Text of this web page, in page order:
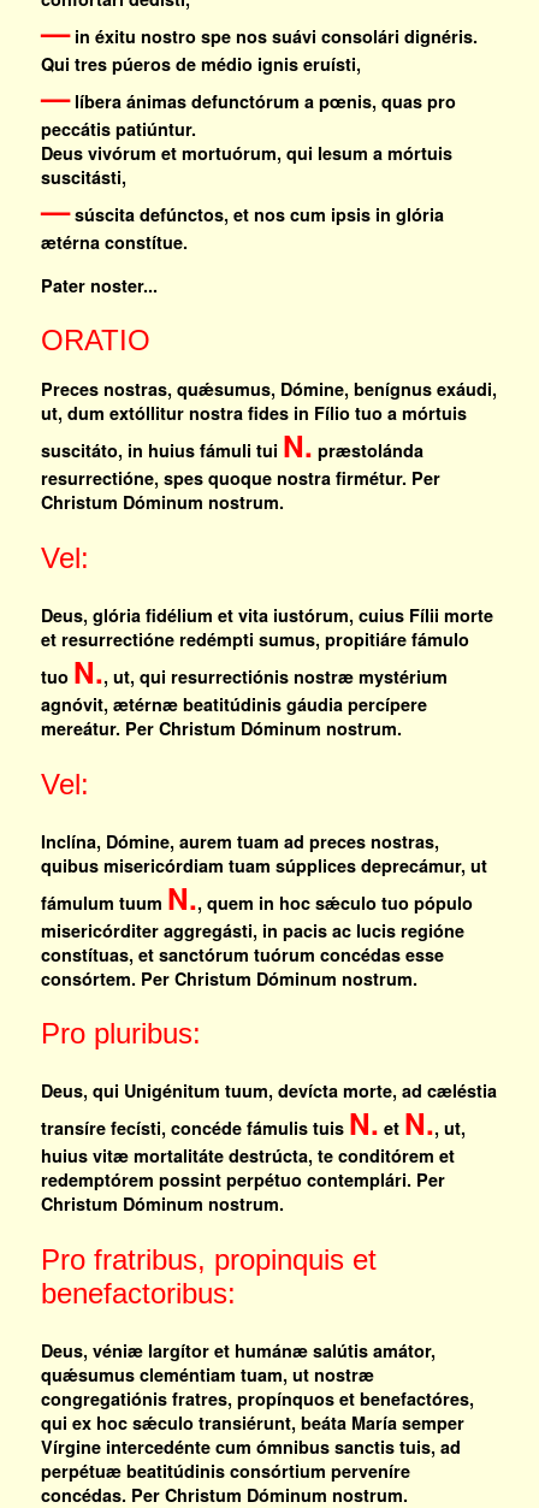
—in éxitu nostro spe nos suávi consolári dignéris.
Qui tres púeros de médio ignis eruísti,
—líbera ánimas defunctórum a pœnis, quas pro
peccátis patiúntur.
Deus vivórum et mortuórum, qui Iesum a mórtuis
suscitásti,
—súscita defúnctos, et nos cum ipsis in glória
ætérna constítue.
Pater noster...
ORATIO
Preces nostras, quǽsumus, Dómine, benígnus exáudi,
ut, dum extóllitur nostra fides in Fílio tuo a mórtuis
suscitáto, in huius fámuli tui N. præstolánda
resurrectióne, spes quoque nostra firmétur. Per
Christum Dóminum nostrum.
Vel:
Deus, glória fidélium et vita iustórum, cuius Fílii morte
et resurrectióne redémpti sumus, propitiáre fámulo
tuo N., ut, qui resurrectiónis nostræ mystérium
agnóvit, ætérnæ beatitúdinis gáudia percípere
mereátur. Per Christum Dóminum nostrum.
Vel:
Inclína, Dómine, aurem tuam ad preces nostras,
quibus misericórdiam tuam súpplices deprecámur, ut
fámulum tuum N., quem in hoc sǽculo tuo pópulo
misericórditer aggregásti, in pacis ac lucis regióne
constítuas, et sanctórum tuórum concédas esse
consórtem. Per Christum Dóminum nostrum.
Pro pluribus:
Deus, qui Unigénitum tuum, devícta morte, ad cæléstia
transíre fecísti, concéde fámulis tuis N. et N., ut,
huius vitæ mortalitáte destrúcta, te conditórem et
redemptórem possint perpétuo contemplári. Per
Christum Dóminum nostrum.
Pro fratribus, propinquis et
benefactoribus:
Deus, véniæ largítor et humánæ salútis amátor,
quǽsumus cleméntiam tuam, ut nostræ
congregatiónis fratres, propínquos et benefactóres,
qui ex hoc sǽculo transiérunt, beáta María semper
Vírgine intercedénte cum ómnibus sanctis tuis, ad
perpétuæ beatitúdinis consórtium perveníre
concédas. Per Christum Dóminum nostrum.